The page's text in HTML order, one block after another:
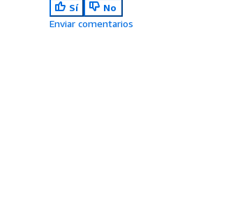
Sí
No
Enviar comentarios